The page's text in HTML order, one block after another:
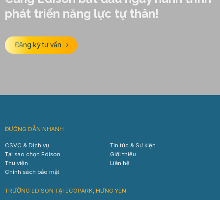
phát triển năng lực tự thân!
Đăng ký tư vấn
ĐƯỜNG DẪN NHANH
CSVC & Dịch vụ
Tin tức & Sự kiện
Tại sao chọn Edison
Giới thiệu
Thư viện
Liên hệ
Chính sách bảo mật
TRƯỜNG EDISON TẠI ECOPARK, HƯNG YÊN